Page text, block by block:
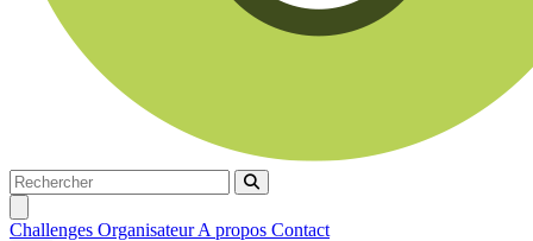
Rechercher
Rechercher
Challenges OrganisateurA propos Contact